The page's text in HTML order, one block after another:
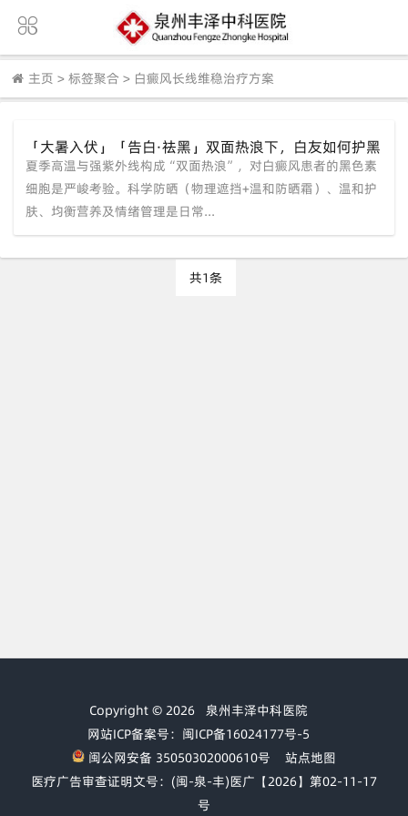
主页 > 标签聚合 > 白癜风长线维稳治疗方案
「大暑入伏」「告白·祛黑」双面热浪下，白友如何护黑
素细胞？【泉州·中科白癜风医学研究院】长线维稳方案
解析。
夏季高温与强紫外线构成“双面热浪”，对白癜风患者的黑色素
细胞是严峻考验。科学防晒（物理遮挡+温和防晒霜）、温和护
肤、均衡营养及情绪管理是日常...
共1条
Copyright © 2026 泉州丰泽中科医院
网站ICP备案号：闽ICP备16024177号-5
闽公网安备 35050302000610号
站点地图
医疗广告审查证明文号：(闽-泉-丰)医广【2026】第02-11-17
号